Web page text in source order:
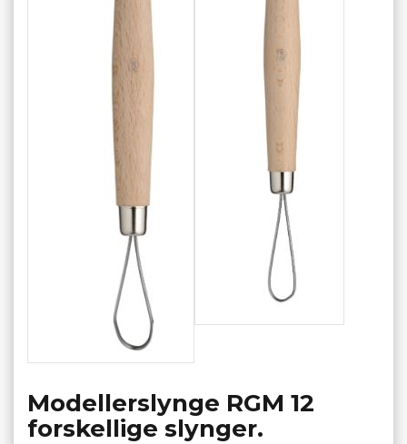
Modellerslynge RGM 12
forskellige slynger.